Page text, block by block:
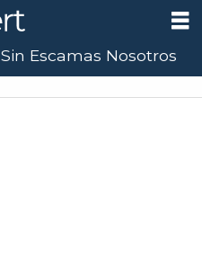
Sin Escamas Nosotros